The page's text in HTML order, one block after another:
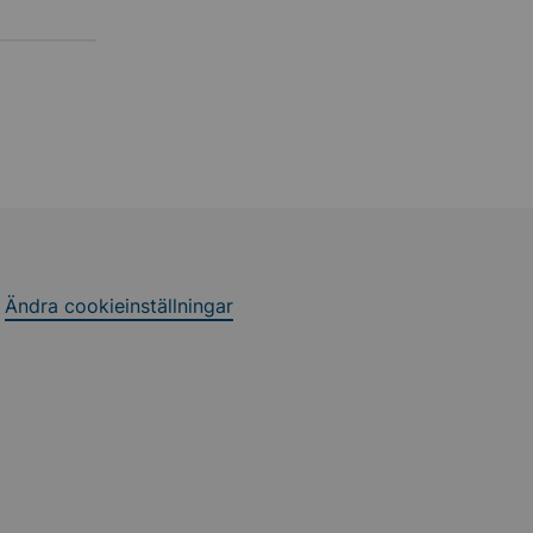
Ändra cookieinställningar